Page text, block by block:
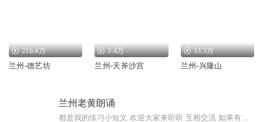
216.4万
兰州-德艺坊
3.4万
兰州-天斧沙宫
13.5万
兰州-兴隆山
兰州老黄朗诵